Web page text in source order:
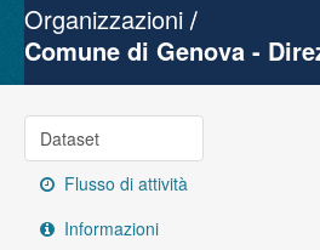
Gruppi
Organizzazioni
Comune di Genova -
Dataset
Flusso di attività
Informazioni